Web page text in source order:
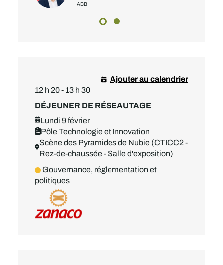
ABB
12 h 20 - 13 h 30
DÉJEUNER DE RÉSEAUTAGE
Lundi 9 février
Pôle Technologie et Innovation
Scène des Pyramides de Nubie (CTICC2 -
Rez-de-chaussée - Salle d'exposition)
Ajouter au calendrier
Gouvernance, réglementation et
politiques